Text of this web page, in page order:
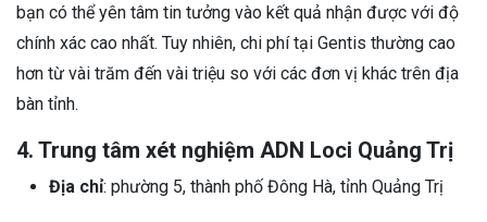
bạn có thể yên tâm tin tưởng vào kết quả nhận được với độ
chính xác cao nhất. Tuy nhiên, chi phí tại Gentis thường cao
hơn từ vài trăm đến vài triệu so với các đơn vị khác trên địa
bàn tỉnh.
4. Trung tâm xét nghiệm ADN Loci Quảng Trị
Địa chỉ: phường 5, thành phố Đông Hà, tỉnh Quảng Trị